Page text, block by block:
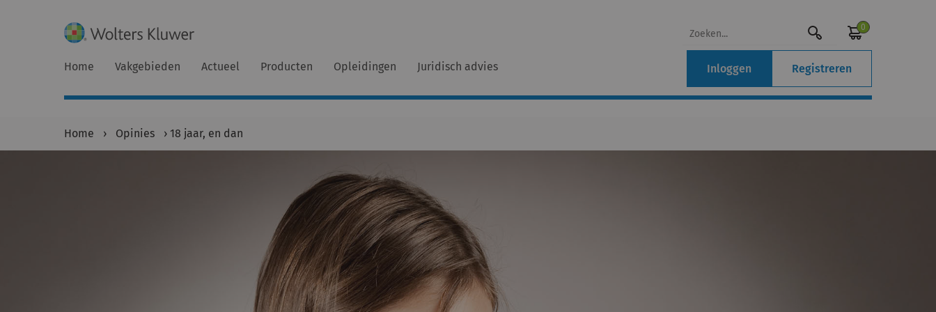
0
Home Vakgebieden Actueel Producten Opleidingen Juridisch advies Inloggen Registreren
Home › Opinies › 18 jaar, en dan